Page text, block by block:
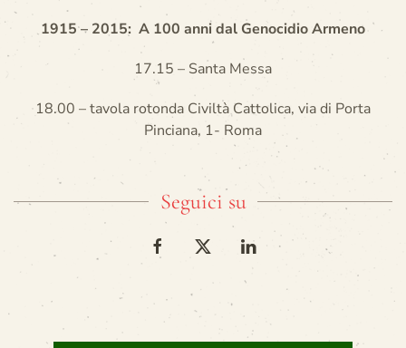
1915 – 2015: A 100 anni dal Genocidio Armeno
17.15 – Santa Messa
18.00 – tavola rotonda Civiltà Cattolica, via di Porta
Pinciana, 1- Roma
Seguici su